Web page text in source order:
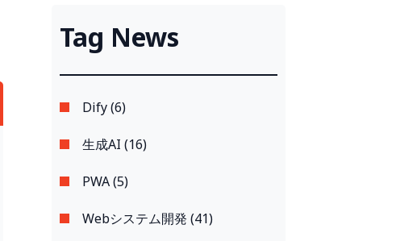
Tag News
Dify (6)
生成AI (16)
PWA (5)
Webシステム開発 (41)